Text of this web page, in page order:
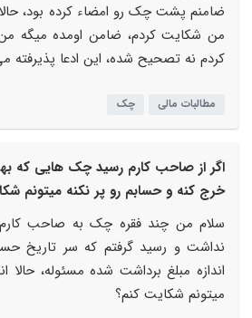
ضامنم پشت چک رو امضاء کرده بود،
من شکایت کردم، ضامن اومده میگه
کردم نه تصحیح شده، این ادعا پذیرفته
مطالبات مالی چک
اگر از صاحب کارم رسید چک هایی که
خرج کنه و حسابم رو پر نکنه میتونم
سلام من چند فقره چک به صاحب
نداشت و رسید گرفتم که سر تاریخ
اندازه مبلغ برداشت شده مسئوله، حالا
میتونم شکایت کنم؟